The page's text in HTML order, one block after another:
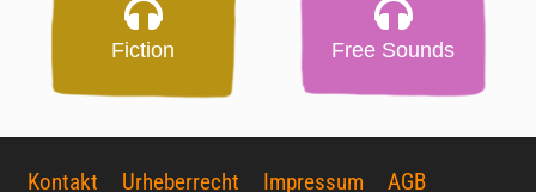
Fiction Free Sounds
Kontakt Urheberrecht Impressum
AGB